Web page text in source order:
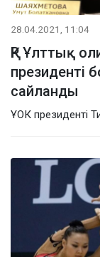
28.04.2021, 11:04
ҚР Ұлттық
президенті
сайланды
ҰОК президенті